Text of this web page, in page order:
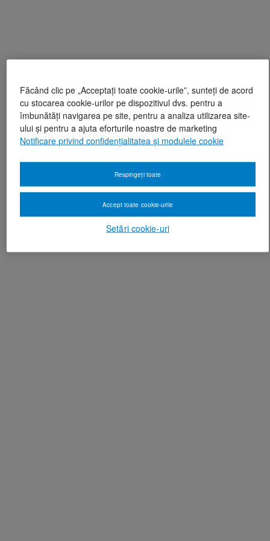
Făcând clic pe „Acceptați toate cookie-urile”, sunteți de acord
cu stocarea cookie-urilor pe dispozitivul dvs. pentru a
îmbunătăți navigarea pe site, pentru a analiza utilizarea site-
ului și pentru a ajuta eforturile noastre de marketing
Notificare privind confidențialitatea și modulele cookie
Setări cookie-uri
Respingeți toate
Accept toate cookie-urile